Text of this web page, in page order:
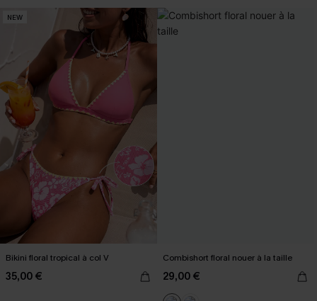
NEW
Bikini floral tropical à col V
35,00 €
Combishort floral nouer à la taille
29,00 €